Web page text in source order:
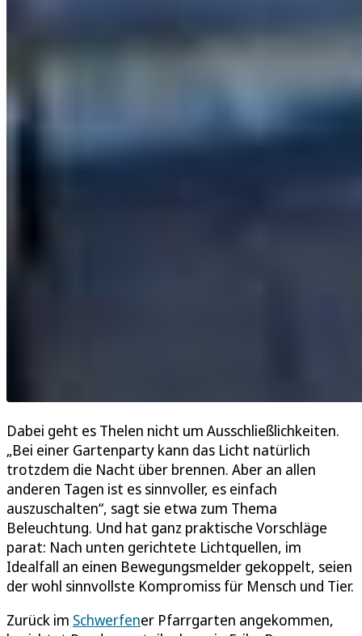
Dabei geht es Thelen nicht um Ausschließlichkeiten.
„Bei einer Gartenparty kann das Licht natürlich
trotzdem die Nacht über brennen. Aber an allen
anderen Tagen ist es sinnvoller, es einfach
auszuschalten“, sagt sie etwa zum Thema
Beleuchtung. Und hat ganz praktische Vorschläge
parat: Nach unten gerichtete Lichtquellen, im
Idealfall an einen Bewegungsmelder gekoppelt, seien
der wohl sinnvollste Kompromiss für Mensch und Tier.
Zurück im Schwerfener Pfarrgarten angekommen,